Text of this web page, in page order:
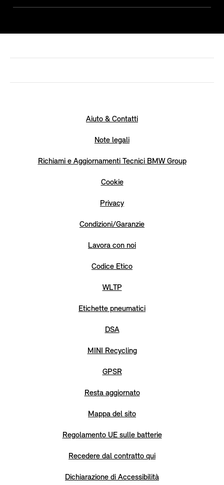
Aiuto & Contatti
Note legali
Richiami e Aggiornamenti Tecnici BMW Group
Cookie
Privacy
Condizioni/Garanzie
Lavora con noi
Codice Etico
WLTP
Etichette pneumatici
DSA
MINI Recycling
GPSR
Resta aggiornato
Mappa del sito
Regolamento UE sulle batterie
Recedere dal contratto qui
Dichiarazione di Accessibilità